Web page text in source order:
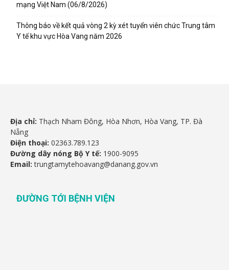
mạng Việt Nam (06/8/2026)
Thông báo về kết quả vòng 2 kỳ xét tuyển viên chức Trung tâm
Y tế khu vực Hòa Vang năm 2026
Địa chỉ: Thạch Nham Đông, Hòa Nhơn, Hòa Vang, TP. Đà
Nẵng
Điện thoại: 02363.789.123
Đường dây nóng Bộ Y tế: 1900-9095
Email: trungtamytehoavang@danang.gov.vn
ĐƯỜNG TỚI BỆNH VIỆN